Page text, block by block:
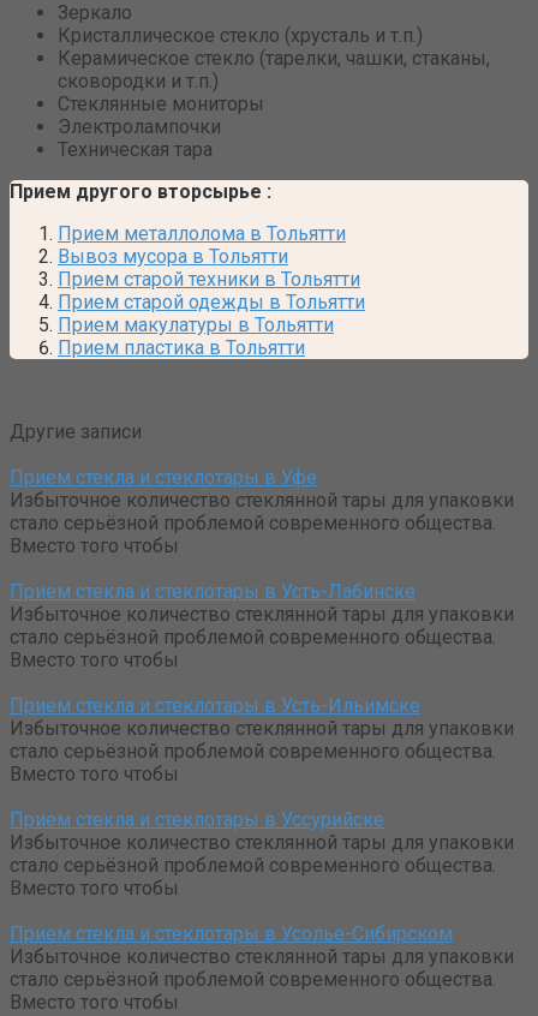
Зеркало
Кристаллическое стекло (хрусталь и т.п.)
Керамическое стекло (тарелки, чашки, стаканы,
сковородки и т.п.)
Стеклянные мониторы
Электролампочки
Техническая тара
Прием другого вторсырье :
Прием металлолома в Тольятти
Вывоз мусора в Тольятти
Прием старой техники в Тольятти
Прием старой одежды в Тольятти
Прием макулатуры в Тольятти
Прием пластика в Тольятти
Другие записи
Прием стекла и стеклотары в Уфе
Избыточное количество стеклянной тары для упаковки
стало серьёзной проблемой современного общества.
Вместо того чтобы
Прием стекла и стеклотары в Усть-Лабинске
Избыточное количество стеклянной тары для упаковки
стало серьёзной проблемой современного общества.
Вместо того чтобы
Прием стекла и стеклотары в Усть-Ильимске
Избыточное количество стеклянной тары для упаковки
стало серьёзной проблемой современного общества.
Вместо того чтобы
Прием стекла и стеклотары в Уссурийске
Избыточное количество стеклянной тары для упаковки
стало серьёзной проблемой современного общества.
Вместо того чтобы
Прием стекла и стеклотары в Усолье-Сибирском
Избыточное количество стеклянной тары для упаковки
стало серьёзной проблемой современного общества.
Вместо того чтобы